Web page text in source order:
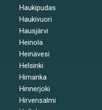
Haukipudas
Haukivuori
Hausjärvi
Heinola
Heinävesi
Helsinki
Himanka
Hinnerjoki
Hirvensalmi